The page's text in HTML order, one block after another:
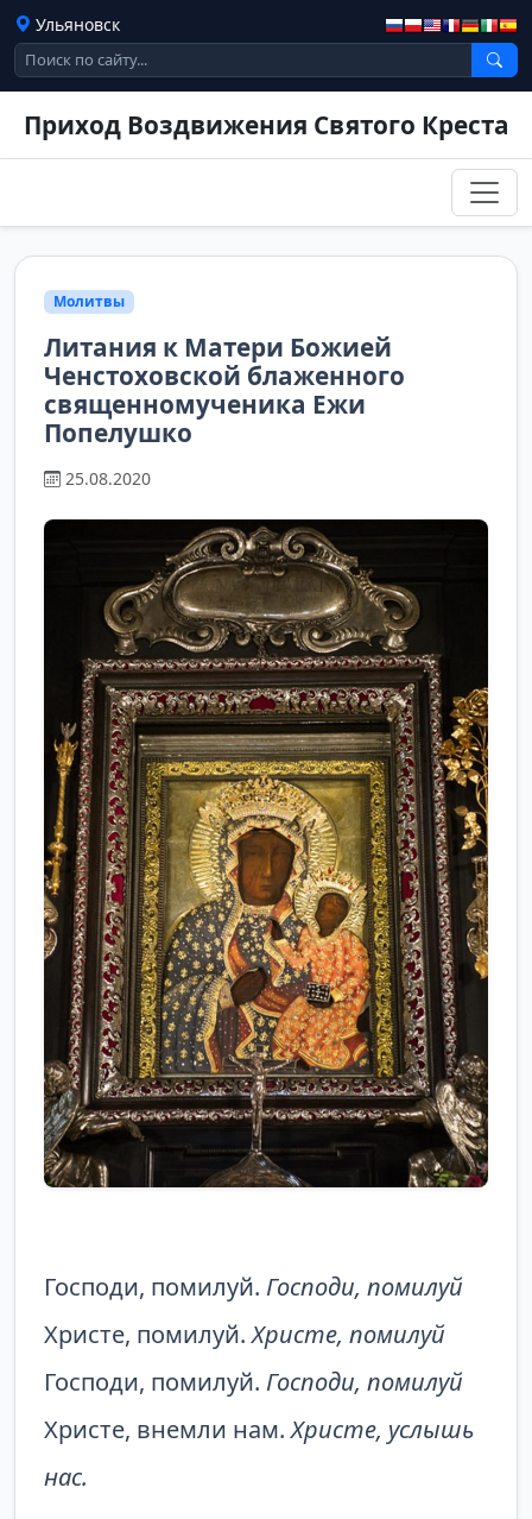
Ульяновск
Приход Воздвижения Святого Креста
Молитвы
Литания к Матери Божией
Ченстоховской блаженного
священномученика Ежи
Попелушко
25.08.2020
Господи, помилуй. Господи, помилуй
Христе, помилуй.Христе, помилуй
Господи, помилуй. Господи, помилуй
Христе, внемли нам.Христе, услышь
нас.